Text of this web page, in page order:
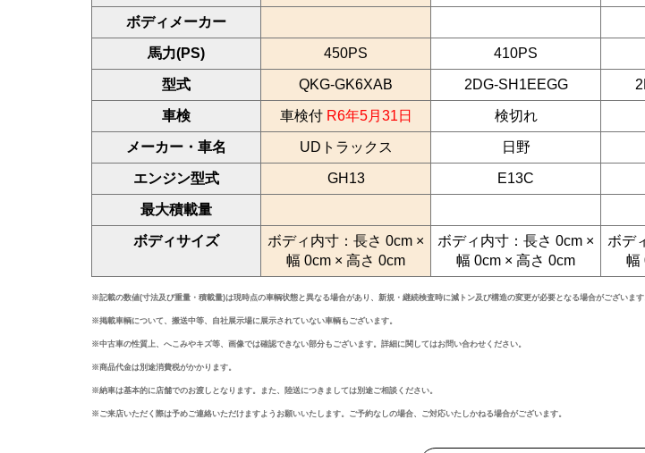
ボディメーカー
馬力(PS) 450PS 410PS
型式 QKG-GK6XAB 2DG-SH1EEGG
車検 車検付 R6年5月31日 検切れ
メーカー・車名 UDトラックス 日野
エンジン型式 GH13 E13C
最大積載量
ボディサイズ
ボディ内寸：長さ 0cm ×
幅 0cm × 高さ 0cm
ボディ内寸：長さ 0cm ×
幅 0cm × 高さ 0cm
ボデ
幅
※記載の数値(寸法及び重量・積載量)は現時点の車輌状態と異なる場合があり、新規・継続検査時に減トン及び構造の変更が必要となる場合がございます
※掲載車輌について、搬送中等、自社展示場に展示されていない車輌もございます。
※中古車の性質上、へこみやキズ等、画像では確認できない部分もございます。詳細に関してはお問い合わせください。
※商品代金は別途消費税がかかります。
※納車は基本的に店舗でのお渡しとなります。また、陸送につきましては別途ご相談ください。
※ご来店いただく際は予めご連絡いただけますようお願いいたします。ご予約なしの場合、ご対応いたしかねる場合がございます。